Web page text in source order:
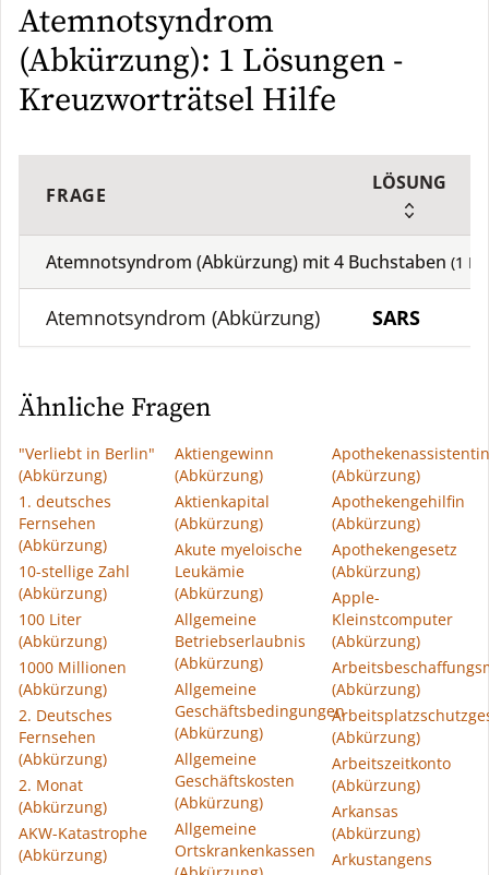
Atemnotsyndrom
(Abkürzung): 1 Lösungen -
Kreuzworträtsel Hilfe
FRAGE
LÖSUNG
Atemnotsyndrom (Abkürzung) mit4 Buchstaben (1
Atemnotsyndrom (Abkürzung) SARS
Ähnliche Fragen
"Verliebt in Berlin"
(Abkürzung)
1. deutsches
Fernsehen
(Abkürzung)
10-stellige Zahl
(Abkürzung)
100 Liter
(Abkürzung)
1000 Millionen
(Abkürzung)
2. Deutsches
Fernsehen
(Abkürzung)
2. Monat
(Abkürzung)
AKW-Katastrophe
(Abkürzung)
Aktiengewinn
(Abkürzung)
Aktienkapital
(Abkürzung)
Akute myeloische
Leukämie
(Abkürzung)
Allgemeine
Betriebserlaubnis
(Abkürzung)
Allgemeine
Geschäftsbedingungen
(Abkürzung)
Allgemeine
Geschäftskosten
(Abkürzung)
Allgemeine
Ortskrankenkassen
Apothekenassistentin
(Abkürzung)
Apothekengehilfin
(Abkürzung)
Apothekengesetz
(Abkürzung)
Apple-
Kleinstcomputer
(Abkürzung)
(Abkürzung)
(Abkürzung)
Arbeitszeitkonto
(Abkürzung)
Arkansas
(Abkürzung)
Arkustangens